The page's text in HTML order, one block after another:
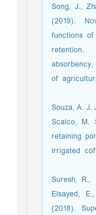
Song, J.,
(2019).
functions
of
Souza, A.
Scalco,
retaining
irrigated
Suresh,
Elsayed,
(2018).